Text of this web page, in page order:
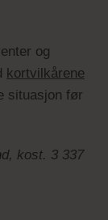
og
kortvilkårene
situasjon før
kost. 3 337